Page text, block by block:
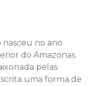
nasceu no ano
do Amazonas.
pelas
uma forma de